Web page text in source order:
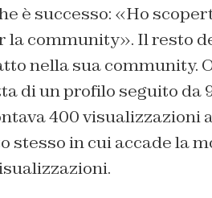
è successo: «Ho
la community». Il resto
nella sua community.
di un profilo seguito da
400 visualizzazioni
stesso in cui accade la